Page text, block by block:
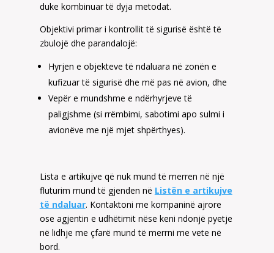
duke kombinuar të dyja metodat.
Objektivi primar i kontrollit të sigurisë është të
zbulojë dhe parandalojë:
Hyrjen e objekteve të ndaluara në zonën e
kufizuar të sigurisë dhe më pas në avion, dhe
Vepër e mundshme e ndërhyrjeve të
paligjshme (si rrëmbimi, sabotimi apo sulmi i
avionëve me një mjet shpërthyes).
Lista e artikujve që nuk mund të merren në një
fluturim mund të gjenden në Listën e artikujve
të ndaluar. Kontaktoni me kompaninë ajrore
ose agjentin e udhëtimit nëse keni ndonjë pyetje
në lidhje me çfarë mund të merrni me vete në
bord.